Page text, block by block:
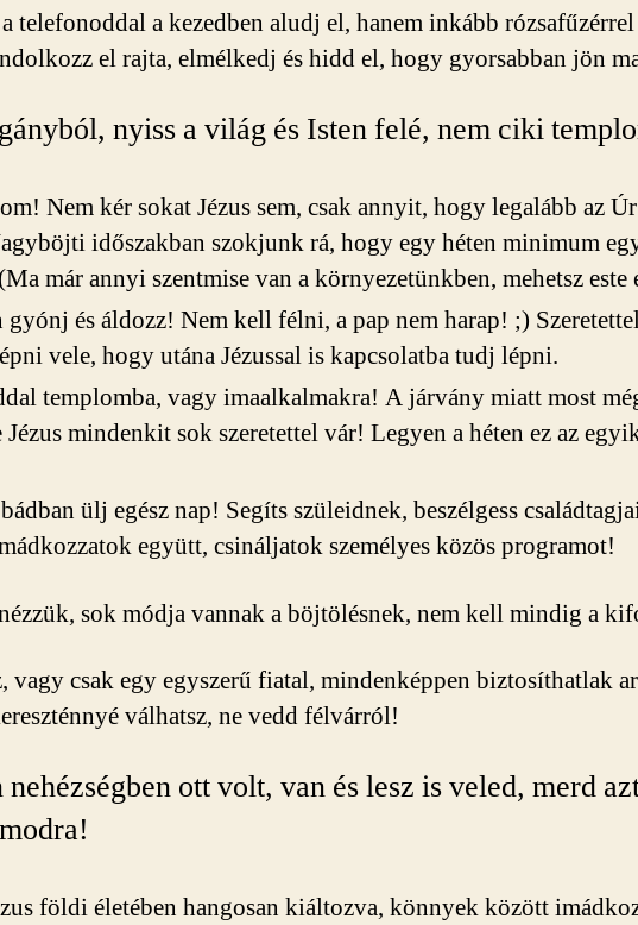
telefonoddal a kezedben aludj el, hanem inkább
el rajta, elmélkedj és hidd el, hogy gyorsabban jön
nyiss a világ és Isten felé, nem ciki
Nem kér sokat Jézus sem, csak annyit, hogy legalább az
időszakban szokjunk rá, hogy egy héten minimum
már annyi szentmise van a környezetünkben, mehetsz este
gyónj és áldozz! Nem kell félni, a pap nem harap! ;)
vele, hogy utána Jézussal is kapcsolatba tudj lépni.
templomba, vagy imaalkalmakra! A járvány miatt most
mindenkit sok szeretettel vár! Legyen a héten ez az
ülj egész nap! Segíts szüleidnek, beszélgess
együtt, csináljatok személyes közös programot!
sok módja vannak a böjtölésnek, nem kell mindig a
vagy csak egy egyszerű fiatal, mindenképpen biztosíthatlak
válhatsz, ne vedd félvárról!
nehézségben ott volt, van és lesz is veled, merd
földi életében hangosan kiáltozva, könnyek között